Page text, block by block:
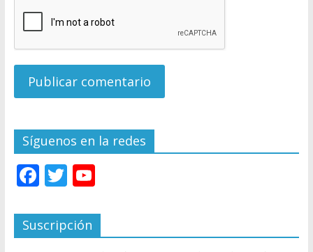
Síguenos en la redes
F
ac
e
b
T
w
itt
er
Y
u
T
Suscripción